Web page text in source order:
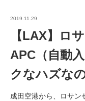
2019.11.29
【LAX】ロ
APC（自動
クなハズな
成田空港から、ロサン